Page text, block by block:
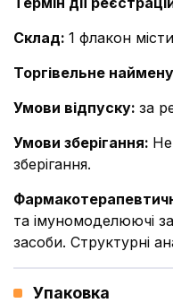
Склад: 1 флакон
Торгівельне
Умови відпуску: за
Умови зберігання:
зберігання.
та імуномоделюючі
засоби. Структурні
Упаковка